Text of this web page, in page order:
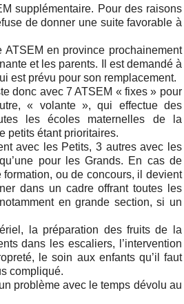
supplémentaire. Pour des raisons
de donner une suite favorable à
ATSEM en province prochainement
et les parents. Il est demandé à
est prévu pour son remplacement.
donc avec 7 ATSEM « fixes » pour
« volante », qui effectue des
les écoles maternelles de la
petits étant prioritaires.
avec les Petits, 3 autres avec les
pour les Grands. En cas de
ou de concours, il devient
dans un cadre offrant toutes les
en grande section, si un
la préparation des fruits de la
dans les escaliers, l’intervention
le soin aux enfants qu’il faut
compliqué.
problème avec le temps dévolu au